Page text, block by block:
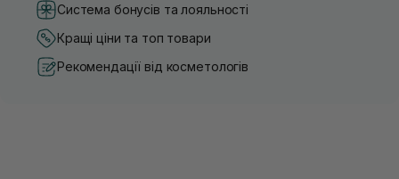
Система бонусів та лояльності
Кращі ціни та топ товари
Рекомендації від косметологів